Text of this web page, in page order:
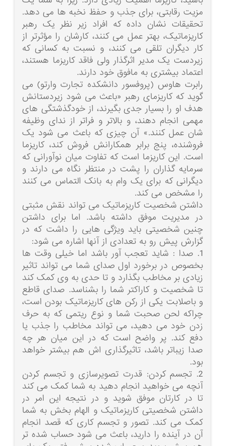
مزیت رقابتی، برای جذب و حفظ نخبه ها می دهد.
تحقیقات نشان داده که افراد زیر نظر یک رهبر
کاریزماتیک، بهتر عمل می کنند، کارشان را مؤثرتر از
کار دیگران تلقی می کنند، و نسبت به کسانی که
زیردست یک مدیر اثرگذار ولی فاقد کاریزما هستند،
اعتماد بیشتری به مافوق خود دارند.
رابرت هاوس (پروفسور دانشکده تجارت وارتو) می
گوید که کاریزمای رهبر «باعث می شود زیردستانش
هدف او را بسیار جدی بگیرند، از خودگذشتگی های
مهمی انجام دهند، و بالاتر و فراتر از ندای وظیفه
شان عمل کنند.» آن چیزی که باعث می شود یک
فروشنده، پنج برابر همکارانش فروش کند، کاریزما
است. این کاریزما است که تفاوت میان نوآورانی که
سرمایه گذاران را پشت در منتظر نگاه می دارند و
دیگرانی که برای یک وام به بانک التماس می کنند
را مشخص می کند.
داشتن شخصیت کاریزماتیک می تواند نقش مثبتی
در مدیریت موفق داشته باشد. اما برای داشتن
چنین شخصیتی باید ویژگی هایی را داشت که در
گزارش پیش رو به تعدادی از آنها اشاره می شود:
1. صدا : شاید تعجب آور باشد اما خیلی وقت ها
بخصوص در برخورد اول صدای شما می تواند تاثیر
زیادی بر مخاطب بگذارد و تا حدی به وی کمک کند
تا شخصیت و کاراکتر شما را بشناسد. صدای قاطع
و باصلابت یکی از رکن های کاریزماتیک بودن است،
چراکه لحن صحبت شما و نوع ریتمی که به حرف
زدن خود می دهید، می تواند مخاطب را جذب یا
دفع کند. پر واضح است که در این میان هر چه
صدا زیباتر باشد، تاثیرگذاری اش هم بیشتر خواهد
بود.
2. تجسم کردن: قدرت تصویرسازی و تجسم کردن
آنچه می خواهید انجام دهید به شما کمک می کند
تا در کارتان موفق شوید و در نتیجه این امر در
داشتن شخصیتی کاریزماتیک و الهام بخش به شما
کمک می کند. تصور و تجسم کاری که قصد انجام
آن در آینده را دارید، باعث می شود حساب شده تر